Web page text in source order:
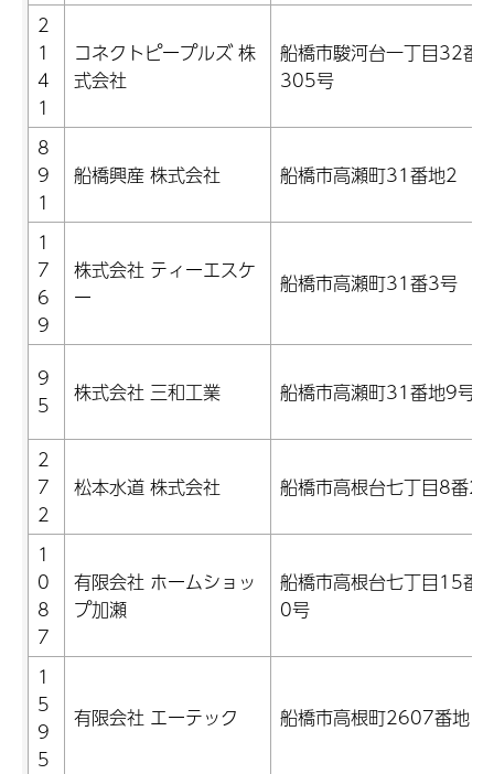
2
1
4
1
コネクトピープルズ 株
式会社
船橋市駿河台一丁目32番
305号
8
9
1
船橋興産 株式会社 船橋市高瀬町31番地2
1
7
6
9
株式会社 ティーエスケ
ー
船橋市高瀬町31番3号
9
5
株式会社 三和工業 船橋市高瀬町31番地9号
2
7
2
松本水道 株式会社 船橋市高根台七丁目8番2
1
0
8
7
有限会社 ホームショッ
プ加瀬
船橋市高根台七丁目15番1
0号
1
5
9
5
有限会社 エーテック 船橋市高根町2607番地